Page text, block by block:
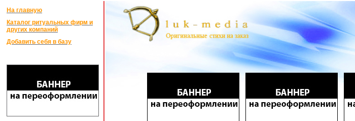
На главную
Каталог ритуальных фирм и
других компаний
Добавить себя в базу